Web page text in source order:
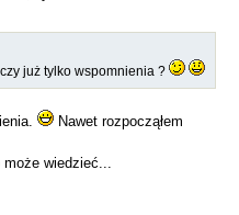
już tylko wspomnienia ?
Nawet rozpocząłem
wiedzieć...